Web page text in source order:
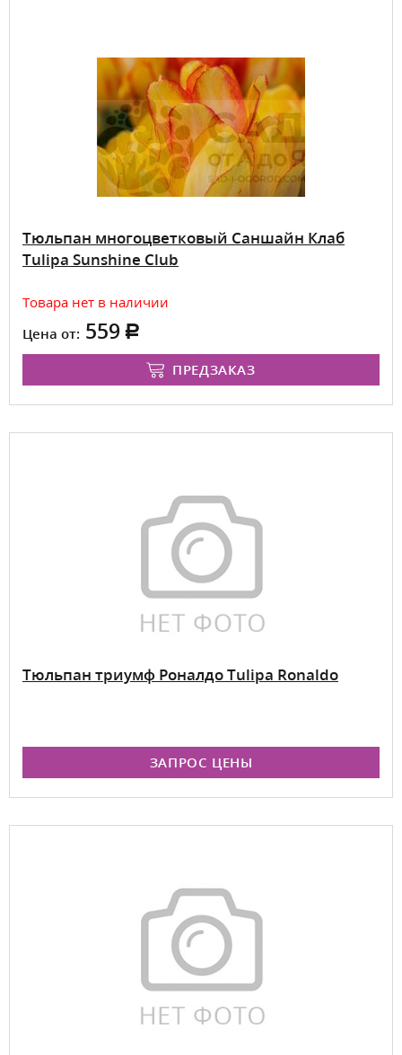
Тюльпан многоцветковый Саншайн Клаб
Tulipa Sunshine Club
Товара нет в наличии
Цена от: 559
ПРЕДЗАКАЗ
Тюльпан триумф Роналдо Tulipa Ronaldo
ЗАПРОС ЦЕНЫ